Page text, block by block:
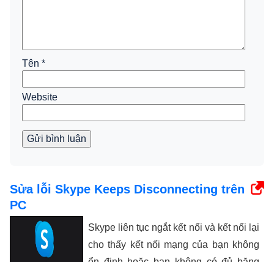
Tên *
Website
Gửi bình luận
Sửa lỗi Skype Keeps Disconnecting trên
PC
Skype liên tục ngắt kết nối và kết nối lại
cho thấy kết nối mạng của bạn không